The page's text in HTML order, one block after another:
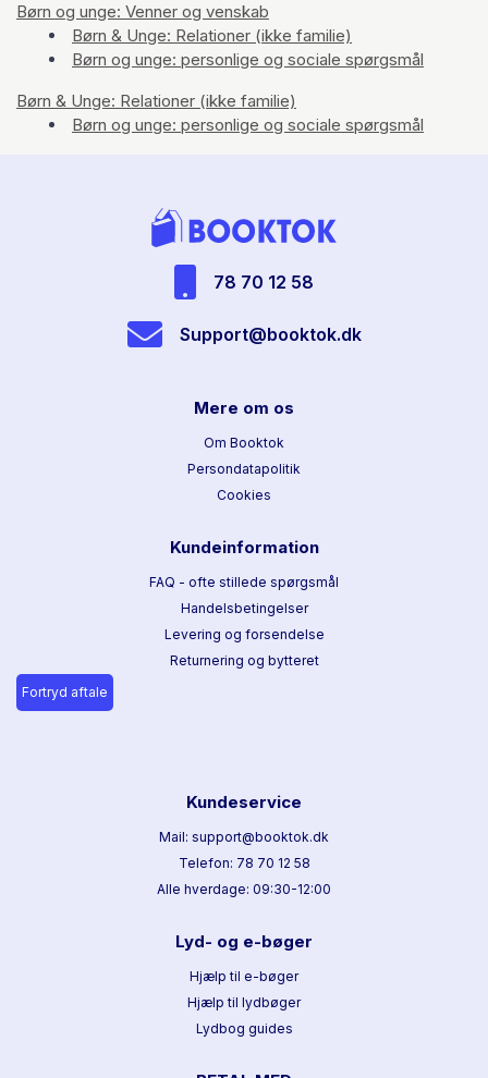
Børn og unge: Venner og venskab
Børn & Unge: Relationer (ikke familie)
Børn og unge: personlige og sociale spørgsmål
Børn & Unge: Relationer (ikke familie)
Børn og unge: personlige og sociale spørgsmål
78 70 12 58
Support@booktok.dk
Mere om os
Om Booktok
Persondatapolitik
Cookies
Kundeinformation
FAQ - ofte stillede spørgsmål
Handelsbetingelser
Levering og forsendelse
Returnering og bytteret
Fortryd aftale
Kundeservice
Mail: support@booktok.dk
Telefon: 78 70 12 58
Alle hverdage: 09:30-12:00
Lyd- og e-bøger
Hjælp til e-bøger
Hjælp til lydbøger
Lydbog guides